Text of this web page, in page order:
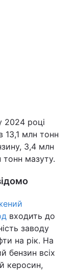
2024 році
13,1 млн тонн
3,4 млн
мазуту.
входить до
заводу
на рік. На
бензин всіх
керосин,